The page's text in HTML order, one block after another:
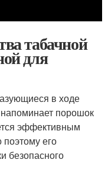
табачной
для
в ходе
порошок
эффективным
его
безопасного